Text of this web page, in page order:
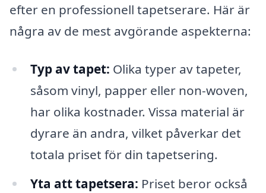
efter en professionell tapetserare. Här är
några av de mest avgörande aspekterna:
Typ av tapet: Olika typer av tapeter,
såsom vinyl, papper eller non-woven,
har olika kostnader. Vissa material är
dyrare än andra, vilket påverkar det
totala priset för din tapetsering.
Yta att tapetsera: Priset beror också